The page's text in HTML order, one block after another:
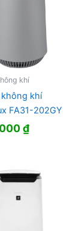
khí
khí
FA31-202GY
₫